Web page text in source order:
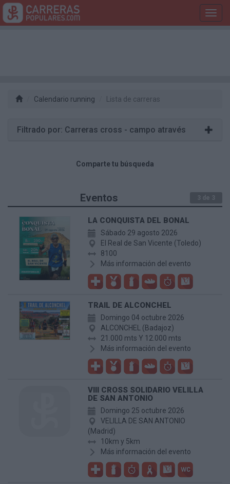
Calendario running Lista de carreras
Filtrado por: Carreras cross - campo através
Comparte tu búsqueda
Eventos 3 de 3
LA CONQUISTA DEL BONAL
Sábado 29 agosto 2026
El Real de San Vicente (Toledo)
8100
Más información del evento
TRAIL DE ALCONCHEL
Domingo 04 octubre 2026
ALCONCHEL (Badajoz)
21.000 mts Y 12.000 mts
Más información del evento
VIII CROSS SOLIDARIO VELILLA
DE SAN ANTONIO
Domingo 25 octubre 2026
VELILLA DE SAN ANTONIO
(Madrid)
10km y 5km
Más información del evento